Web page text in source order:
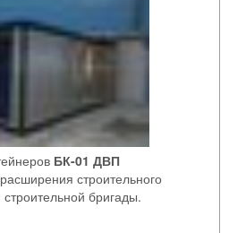
БК-01 ДВП
строительного
бригады.